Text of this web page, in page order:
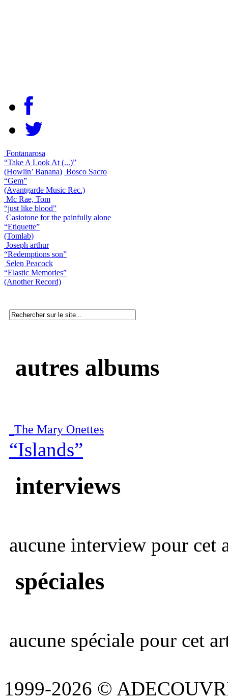
Fontanarosa
“Take A Look At (...)”
(Howlin’ Banana) Bosco Sacro
“Gem”
(Avantgarde Music Rec.)
Mc Rae, Tom
“just like blood”
Casiotone for the painfully alone
“Etiquette”
(Tomlab)
Joseph arthur
“Redemptions son”
Selen Peacock
“Elastic Memories”
(Another Record)
autres albums
The Mary Onettes
“Islands”
interviews
aucune interview pour cet
spéciales
aucune spéciale pour cet
1999-2026 ©